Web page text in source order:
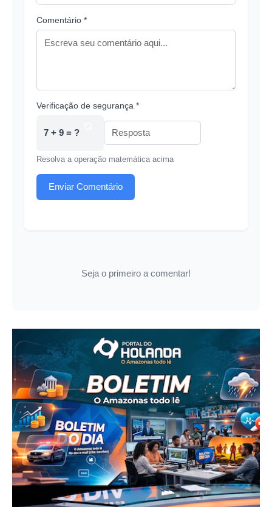
Comentário *
Verificação de segurança *
7 + 9 = ?
Resolva a operação matemática acima
Enviar Comentário
Seja o primeiro a comentar!